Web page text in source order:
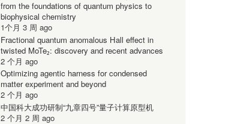
from the foundations of quantum physics to
biophysical chemistry
1个月 3 周 ago
Fractional quantum anomalous Hall effect in
twisted MoTe₂: discovery and recent advances
2 个月 ago
Optimizing agentic harness for condensed
matter experiment and beyond
2 个月 ago
中国科大成功研制“九章四号”量子计算原型机
2 个月 2 周 ago